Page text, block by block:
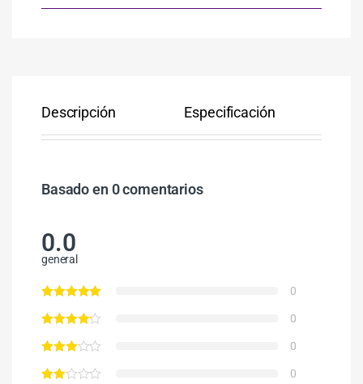
Descripción Especificación
Basado en 0 comentarios
0.0
general
0
0
0
0